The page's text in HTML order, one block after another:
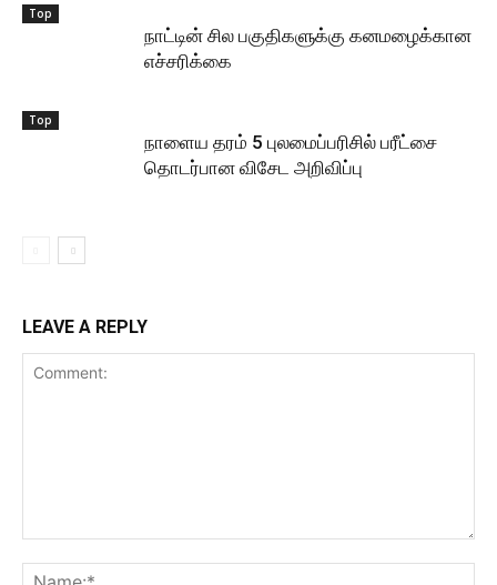
Top
நாட்டின் சில பகுதிகளுக்கு கனமழைக்கான
எச்சரிக்கை
Top
நாளைய தரம் 5 புலமைப்பரிசில் பரீட்சை
தொடர்பான விசேட அறிவிப்பு
LEAVE A REPLY